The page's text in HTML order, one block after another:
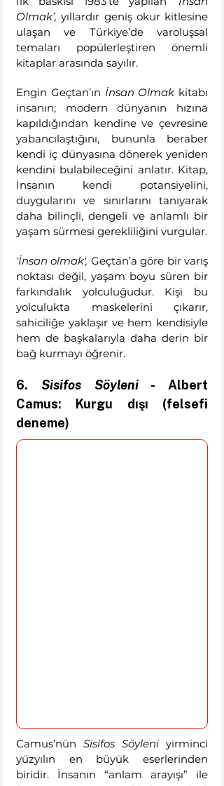
Olmak’, yıllardır geniş okur kitlesine
ulaşan ve Türkiye’de varoluşsal
temaları popülerleştiren önemli
kitaplar arasında sayılır.
Engin Geçtan’ın İnsan Olmak kitabı
insanın; modern dünyanın hızına
kapıldığından kendine ve çevresine
yabancılaştığını, bununla beraber
kendi iç dünyasına dönerek yeniden
kendini bulabileceğini anlatır. Kitap,
İnsanın kendi potansiyelini,
duygularını ve sınırlarını tanıyarak
daha bilinçli, dengeli ve anlamlı bir
'İnsan olmak', Geçtan’a göre bir varış
noktası değil, yaşam boyu süren bir
farkındalık yolculuğudur. Kişi bu
yolculukta maskelerini çıkarır,
sahiciliğe yaklaşır ve hem kendisiyle
hem de başkalarıyla daha derin bir
bağ kurmayı öğrenir.
6. Sisifos Söyleni - Albert
Camus: Kurgu dışı (felsefi
deneme)
Camus’nün Sisifos Söyleni yirminci
yüzyılın en büyük eserlerinden
biridir. İnsanın “anlam arayışı” ile